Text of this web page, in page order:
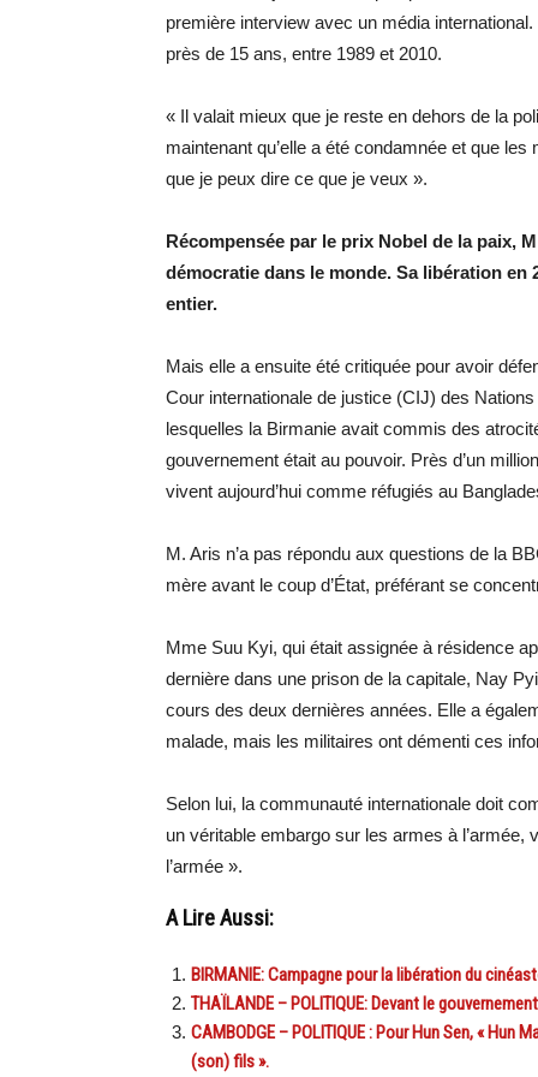
première interview avec un média
près de 15 ans, entre 1989 et 2010.
« Il valait mieux que je reste en dehors de la
maintenant qu’elle a été condamnée et que
que je peux dire ce que je veux ».
Récompensée par le prix Nobel de la paix,
démocratie dans le monde. Sa libération en
entier.
Mais elle a ensuite été critiquée pour avoir
Cour internationale de justice (CIJ) des
lesquelles la Birmanie avait commis des
gouvernement était au pouvoir. Près d’un
vivent aujourd’hui comme réfugiés au
M. Aris n’a pas répondu aux questions de la
mère avant le coup d’État, préférant se
Mme Suu Kyi, qui était assignée à résidence
dernière dans une prison de la capitale, Nay
cours des deux dernières années. Elle a
malade, mais les militaires ont démenti ces
Selon lui, la communauté internationale doit
un véritable embargo sur les armes à
l’armée ».
A Lire Aussi:
BIRMANIE: Campagne pour la libération du
THAÏLANDE – POLITIQUE: Devant le
CAMBODGE – POLITIQUE : Pour Hun Sen, « Hun
(son) fils ».